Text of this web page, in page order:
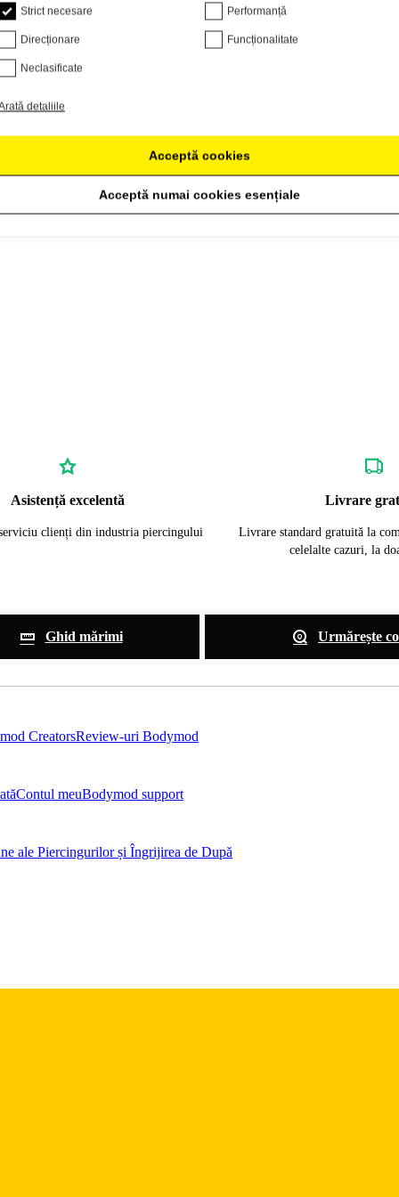
Asistență excelentă
clienți din industria piercingului
Livrare
Livrare standard gratuită la
celelalte cazuri, la
Ghid mărimi Urmărește
CreatorsReview-uri Bodymod
Contul meuBodymod support
ale Piercingurilor și Îngrijirea de După
Strict necesare Performanță
Direcționare Funcționalitate
Neclasificate
detaliile
Acceptă cookies
Acceptă numai cookies esențiale